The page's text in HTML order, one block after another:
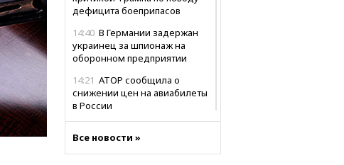
дефицита боеприпасов
14:40 В Германии задержан
украинец за шпионаж на
оборонном предприятии
14:21 АТОР сообщила о
снижении цен на авиабилеты
в России
произошел в рунете
Все новости »